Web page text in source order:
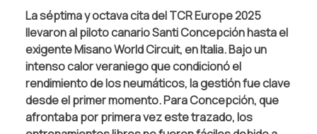
La séptima y octava cita del TCR Europe 2025
llevaron al piloto canario Santi Concepción hasta el
exigente Misano World Circuit, en Italia. Bajo un
intenso calor veraniego que condicionó el
rendimiento de los neumáticos, la gestión fue clave
desde el primer momento. Para Concepción, que
afrontaba por primera vez este trazado, los